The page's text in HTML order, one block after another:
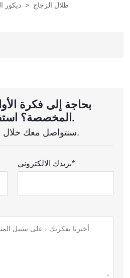
ديكور > ظلال الزجاج
بحاجة إلى فكرة
المخصصة؟ استفسر الان.
سنتواصل معك خلال ساعة واحدة.
بريدك الالكتروني*